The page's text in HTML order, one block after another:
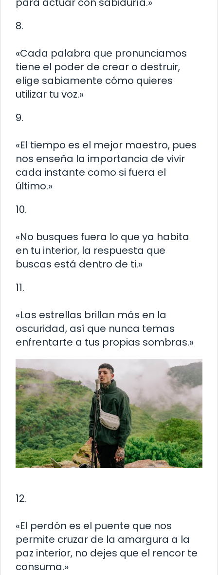
8.
«Cada palabra que pronunciamos
tiene el poder de crear o destruir,
elige sabiamente cómo quieres
utilizar tu voz.»
9.
«El tiempo es el mejor maestro, pues
nos enseña la importancia de vivir
cada instante como si fuera el
último.»
10.
«No busques fuera lo que ya habita
en tu interior, la respuesta que
buscas está dentro de ti.»
11.
«Las estrellas brillan más en la
oscuridad, así que nunca temas
enfrentarte a tus propias sombras.»
12.
«El perdón es el puente que nos
permite cruzar de la amargura a la
paz interior, no dejes que el rencor te
consuma.»